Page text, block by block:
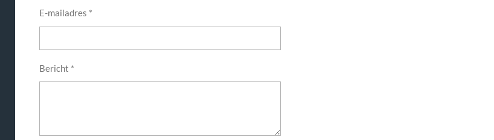
E-mailadres *
Bericht *